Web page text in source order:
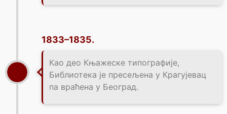
1833–1835.
Као део Књажеске типографије,
Библиотека је пресељена у Крагујевац
па враћена у Београд.